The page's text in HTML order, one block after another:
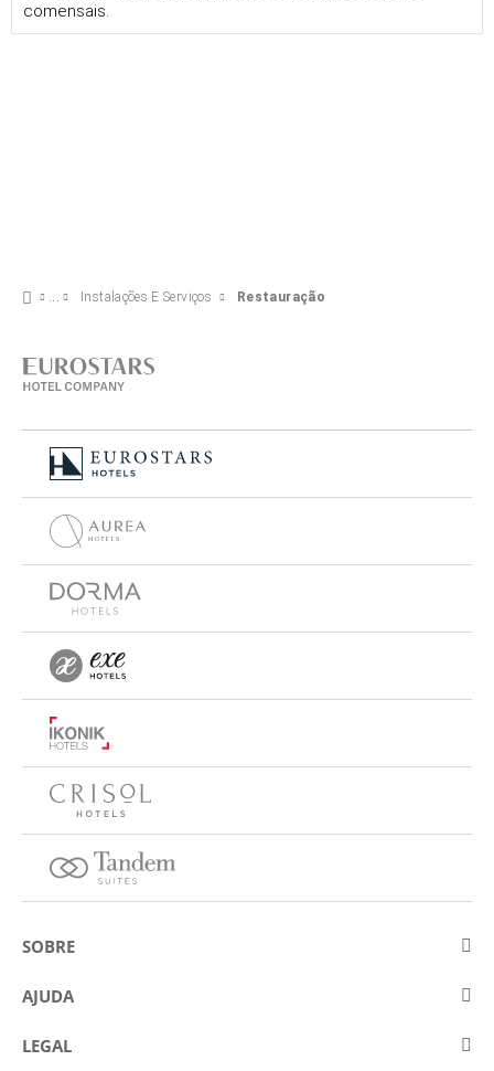
comensais.
Instalações E Serviços Restauração
SOBRE
Sobre a Eurostars Hotel Company
Concursos
AJUDA
Contactar
LEGAL